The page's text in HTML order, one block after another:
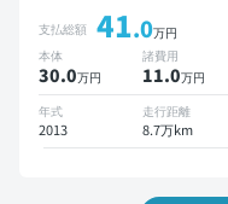
り
支払総額 41.0万円
本体
30.0万円
諸費用
11.0万円
年式
2013
走行距離
8.7万km